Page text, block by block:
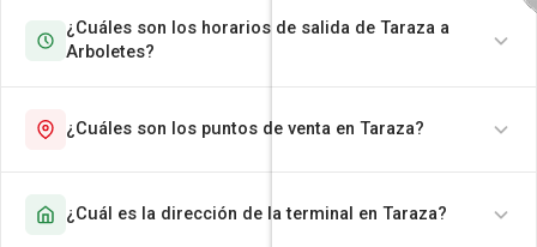
¿Cuáles son los horarios de salida de Taraza a
Arboletes?
¿Cuáles son los puntos de venta en Taraza?
¿Cuál es la dirección de la terminal en Taraza?